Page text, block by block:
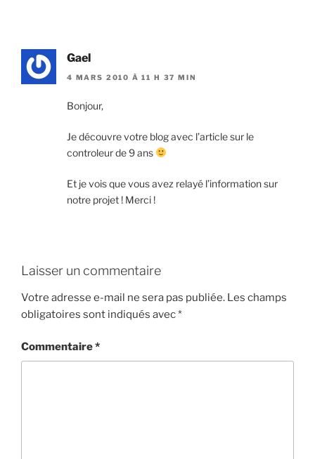
Gael
4 MARS 2010 À 11 H 37 MIN
Bonjour,
Je découvre votre blog avec l’article sur le
controleur de 9 ans
Et je vois que vous avez relayé l’information sur
notre projet ! Merci !
Laisser un commentaire
Votre adresse e-mail ne sera pas publiée. Les champs
obligatoires sont indiqués avec*
Commentaire*